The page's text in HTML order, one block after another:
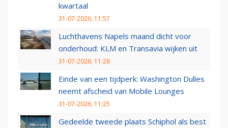
kwartaal
31-07-2026, 11:57
Luchthavens Napels maand dicht voor
onderhoud: KLM en Transavia wijken uit
31-07-2026, 11:28
Einde van een tijdperk: Washington Dulles
neemt afscheid van Mobile Lounges
31-07-2026, 11:25
Gedeelde tweede plaats Schiphol als best